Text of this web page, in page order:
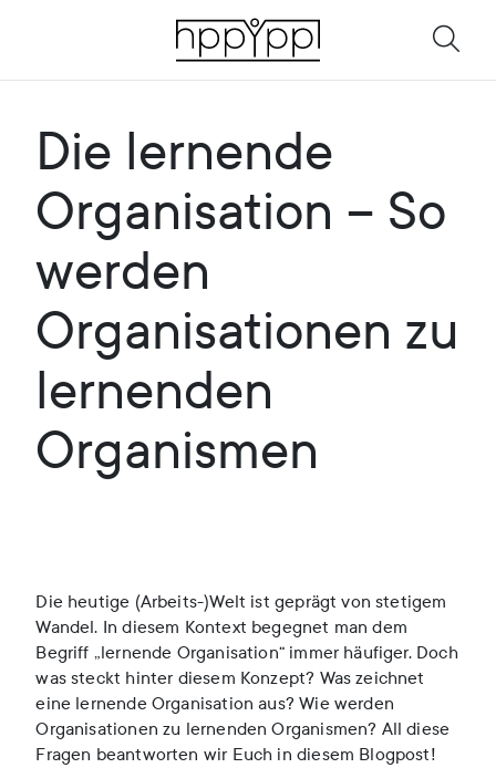
Die lernende
Organisation – So
werden
Organisationen zu
lernenden
Organismen
Die heutige (Arbeits-)Welt ist geprägt von stetigem
Wandel. In diesem Kontext begegnet man dem
Begriff „lernende Organisation“ immer häufiger. Doch
was steckt hinter diesem Konzept? Was zeichnet
eine lernende Organisation aus? Wie werden
Organisationen zu lernenden Organismen? All diese
Fragen beantworten wir Euch in diesem Blogpost!